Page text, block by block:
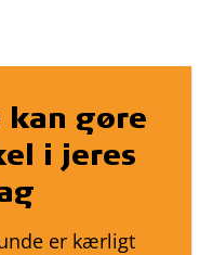
kan gøre
i jeres
er kærligt